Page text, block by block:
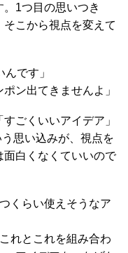
1つ目の思いつき
こから視点を変えて
です」
ン出てきませんよ」
ごくいいアイデア」
思い込みが、視点を
白くなくていいので
くらい使えそうなア
れとこれを組み合わ